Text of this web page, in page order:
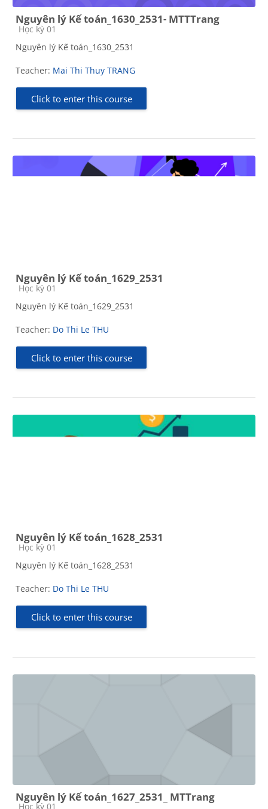
Nguyên lý Kế toán_1630_2531- MTTTrang
Course category
Học kỳ 01
Nguyên lý Kế toán_1630_2531
Teacher: Mai Thi Thuy TRANG
Click to enter this course
Nguyên lý Kế toán_1629_2531
Course category
Học kỳ 01
Nguyên lý Kế toán_1629_2531
Teacher: Do Thi Le THU
Click to enter this course
Nguyên lý Kế toán_1628_2531
Course category
Học kỳ 01
Nguyên lý Kế toán_1628_2531
Teacher: Do Thi Le THU
Click to enter this course
Nguyên lý Kế toán_1627_2531_ MTTrang
Course category
Học kỳ 01